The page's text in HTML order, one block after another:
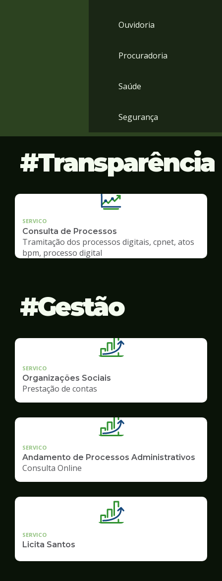
Ouvidoria
Procuradoria
Saúde
Segurança
Transparência
SERVICO
Consulta de Processos
Tramitação dos processos digitais, cpnet, atos
bpm, processo digital
Gestão
SERVICO
Organizações Sociais
Prestação de contas
SERVICO
Andamento de Processos Administrativos
Consulta Online
SERVICO
Licita Santos